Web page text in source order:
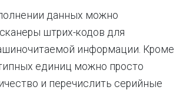
данных можно
штрих-кодов для
информации. Кроме
единиц можно просто
и перечислить серийные